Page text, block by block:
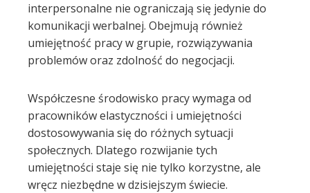
interpersonalne nie ograniczają się jedynie do
komunikacji werbalnej. Obejmują również
umiejętność pracy w grupie, rozwiązywania
problemów oraz zdolność do negocjacji.
Współczesne środowisko pracy wymaga od
pracowników elastyczności i umiejętności
dostosowywania się do różnych sytuacji
społecznych. Dlatego rozwijanie tych
umiejętności staje się nie tylko korzystne, ale
wręcz niezbędne w dzisiejszym świecie.